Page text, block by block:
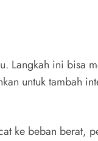
Langkah ini bisa
untuk tambah
ke beban berat,